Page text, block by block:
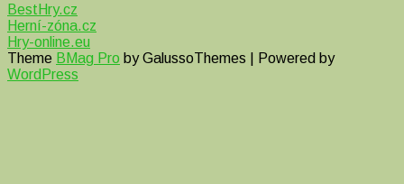
BestHry.cz
Herní-zóna.cz
Hry-online.eu
Theme BMag Pro by GalussoThemes | Powered by
WordPress